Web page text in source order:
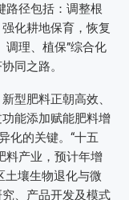
路径包括：调整根
化耕地保育，恢复
调理、植保”综合化
同之路。
型肥料正朝高效、
能添加赋能肥料增
化的关键。“十五
料产业，预计年增
土壤生物退化与微
、产品开发及模式